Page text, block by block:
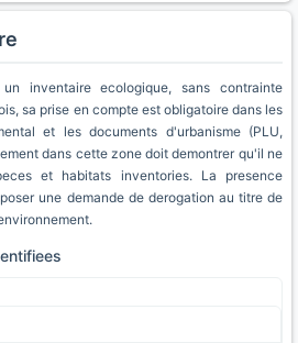
inventaire ecologique, sans contrainte
sa prise en compte est obligatoire dans les
et les documents d'urbanisme (PLU,
dans cette zone doit demontrer qu'il ne
et habitats inventories. La presence
une demande de derogation au titre de